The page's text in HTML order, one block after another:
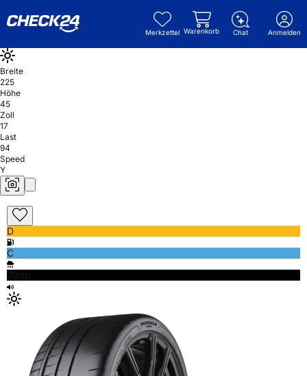
Merkzettel Warenkorb Chat Anmelden
Breite
225
Höhe
45
Zoll
17
Last
94
Speed
Y
D
C
70db